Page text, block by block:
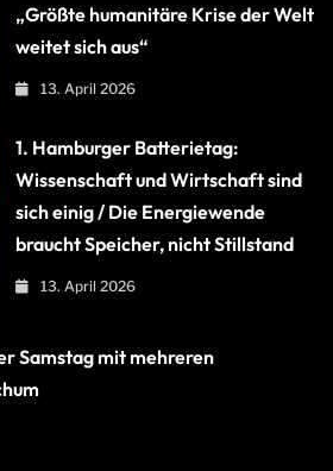
„Größte humanitäre Krise der Welt
weitet sich aus“
13. April 2026
1. Hamburger Batterietag:
Wissenschaft und Wirtschaft sind
sich einig / Die Energiewende
braucht Speicher, nicht Stillstand
13. April 2026
Samstag mit mehreren